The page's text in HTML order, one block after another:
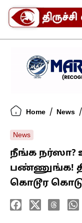
Home / News /
News
நீங்க நர்ஸா?
பண்ணுங்க!
கொடூர